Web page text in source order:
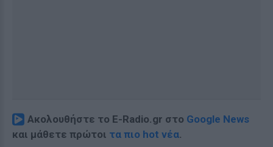
Ακολουθήστε το E-Radio.gr στο Google News
και μάθετε πρώτοι τα πιο hot νέα.